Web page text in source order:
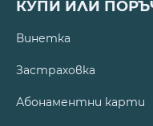
КУПИ ИЛИ
Винетка
Застраховка
Абонаментни карти